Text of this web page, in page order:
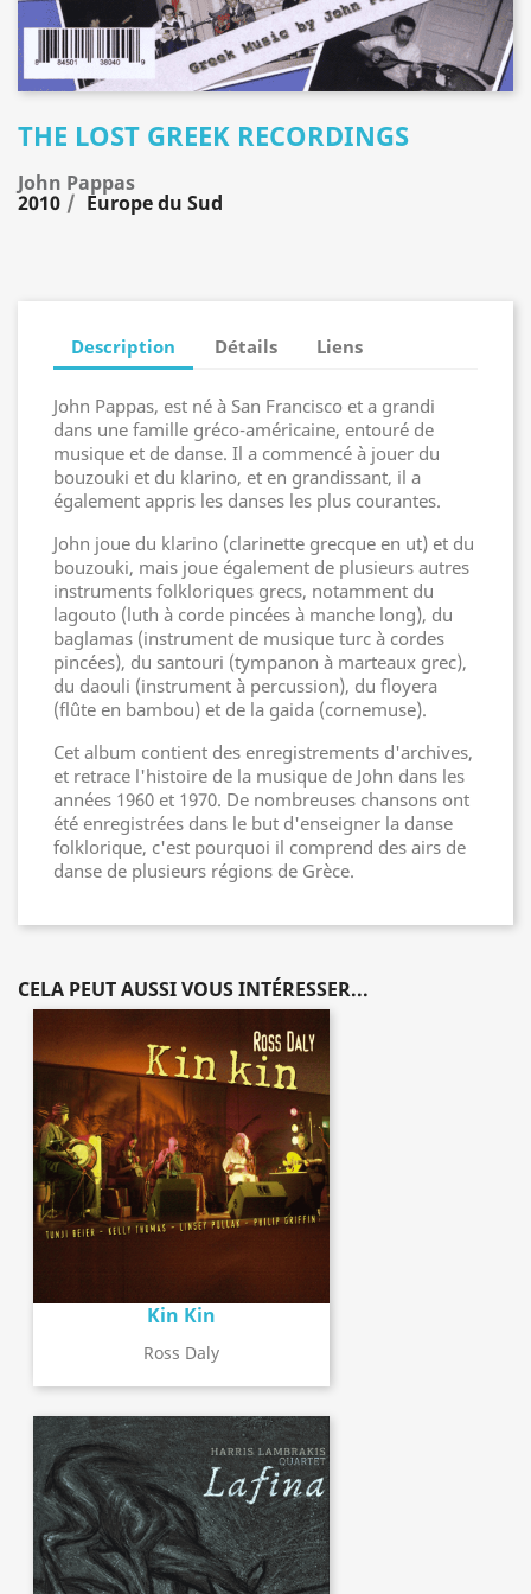
THE LOST GREEK RECORDINGS
John Pappas
2010 Europe du Sud
Description Détails Liens
John Pappas, est né à San Francisco et a grandi
dans une famille gréco-américaine, entouré de
musique et de danse. Il a commencé à jouer du
bouzouki et du klarino, et en grandissant, il a
également appris les danses les plus courantes.
John joue du klarino (clarinette grecque en ut) et du
bouzouki, mais joue également de plusieurs autres
instruments folkloriques grecs, notamment du
lagouto (luth à corde pincées à manche long), du
baglamas (instrument de musique turc à cordes
pincées), du santouri (tympanon à marteaux grec),
du daouli (instrument à percussion), du floyera
(flûte en bambou) et de la gaida (cornemuse).
Cet album contient des enregistrements d'archives,
et retrace l'histoire de la musique de John dans les
années 1960 et 1970. De nombreuses chansons ont
été enregistrées dans le but d'enseigner la danse
folklorique, c'est pourquoi il comprend des airs de
danse de plusieurs régions de Grèce.
CELA PEUT AUSSI VOUS INTÉRESSER...
Kin Kin
Ross Daly